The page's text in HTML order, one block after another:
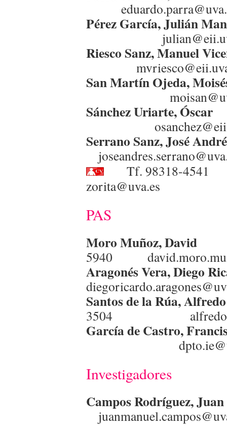
Pérez García,
Riesco Sanz,
San Martín Ojeda,
Sánchez Uriarte,
Serrano Sanz, José
Tf.
zorita@uva.es
PAS
Moro Muñoz, David
5940
Aragonés Vera,
Santos de la Rúa,
3504
García de Castro,
Investigadores
Campos Rodríguez,